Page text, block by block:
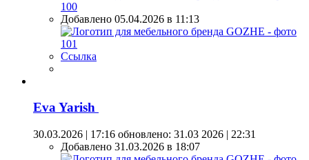
Добавлено 05.04.2026 в 11:13
Ссылка
Eva Yarish
30.03.2026 | 17:16 обновлено: 31.03 2026 | 22:31
Добавлено 31.03.2026 в 18:07